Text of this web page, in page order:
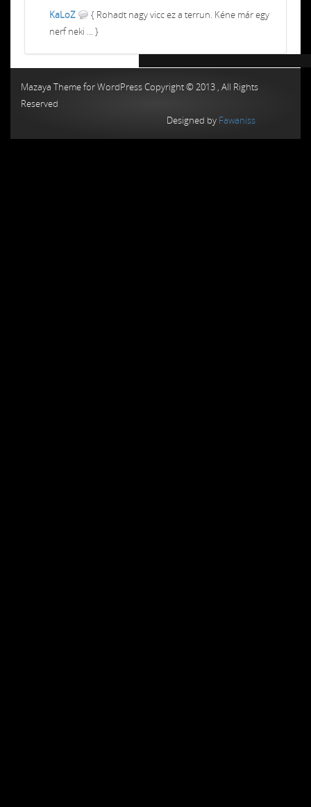
KaLoZ
{ Rohadt nagy vicc ez a terrun. Kéne már egy
nerf neki ... }
Mazaya Theme for WordPress Copyright © 2013 , All Rights
Reserved
Designed by Fawaniss